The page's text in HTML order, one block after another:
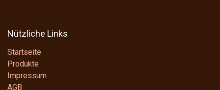
Nützliche Links
Startseite
Produkte
Impressum
AGB